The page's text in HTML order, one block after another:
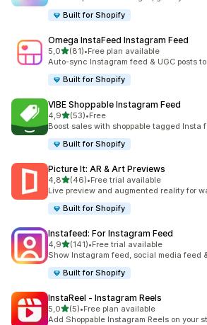
Built for Shopify
Omega InstaFeed Instagram Feed
5,05 yıldız üzerinden
(81)
toplam 81 değerlendirme
•Free plan available
Auto-sync Instagram feed & UGC posts
Built for Shopify
VIBE Shoppable Instagram Feed
4,95 yıldız üzerinden
(53)
toplam 53 değerlendirme
•Free
Boost sales with shoppable tagged Insta
Built for Shopify
Picture It: AR & Art Previews
4,85 yıldız üzerinden
(46)
toplam 46 değerlendirme
•Free trial available
Live preview and augmented reality for
Built for Shopify
Instafeed: For Instagram Feed
4,95 yıldız üzerinden
(141)
toplam 141 değerlendirme
•Free trial available
Show Instagram feed, social media feed
Built for Shopify
InstaReel ‑ Instagram Reels
5,05 yıldız üzerinden
(5)
toplam 5 değerlendirme
•Free plan available
Add Shoppable Instagram Reels on your